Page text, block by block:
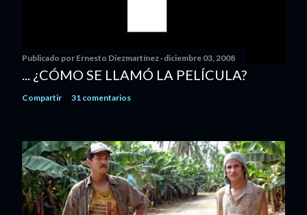
Publicado por Ernesto Diezmartínez diciembre 03, 2008
... ¿CÓMO SE LLAMÓ LA PELÍCULA?
Compartir 31 comentarios